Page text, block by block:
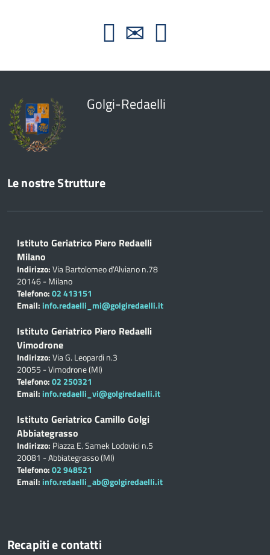
Golgi-Redaelli
Le nostre Strutture
Istituto Geriatrico Piero Redaelli
Milano
Indirizzo:Via Bartolomeo d'Alviano n.78
20146 - Milano
Telefono:02 413151
Email: info.redaelli_mi@golgiredaelli.it
Istituto Geriatrico Piero Redaelli
Vimodrone
Indirizzo:Via G. Leopardi n.3
20055 - Vimodrone (MI)
Telefono:02 250321
Email: info.redaelli_vi@golgiredaelli.it
Istituto Geriatrico Camillo Golgi
Abbiategrasso
Indirizzo: Piazza E. Samek Lodovici n.5
20081 - Abbiategrasso (MI)
Telefono:02 948521
Email: info.redaelli_ab@golgiredaelli.it
Recapiti e contatti